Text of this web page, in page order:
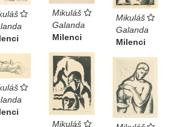
Mikuláš
Galanda
Milenci
Mikuláš
Galanda
Milenci
Mikuláš